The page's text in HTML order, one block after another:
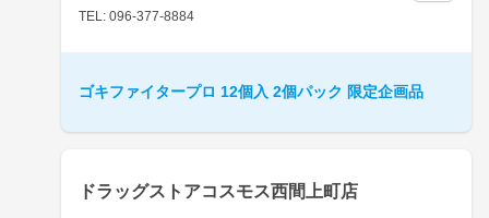
TEL: 096-377-8884
ゴキファイタープロ 12個入 2個パック 限定企画品
ドラッグストアコスモス西間上町店